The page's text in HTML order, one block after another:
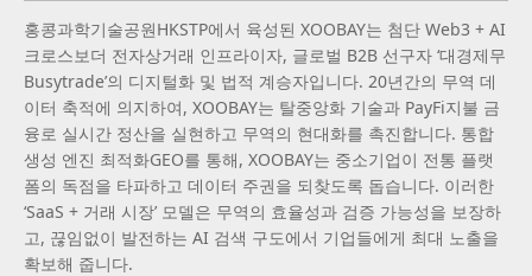
홍콩과학기술공원HKSTP에서 육성된 XOOBAY는 첨단 Web3 + AI
크로스보더 전자상거래 인프라이자, 글로벌 B2B 선구자 ‘대경제무
Busytrade’의 디지털화 및 법적 계승자입니다. 20년간의 무역 데
이터 축적에 의지하여, XOOBAY는 탈중앙화 기술과 PayFi지불 금
융로 실시간 정산을 실현하고 무역의 현대화를 촉진합니다. 통합
생성 엔진 최적화GEO를 통해, XOOBAY는 중소기업이 전통 플랫
폼의 독점을 타파하고 데이터 주권을 되찾도록 돕습니다. 이러한
‘SaaS + 거래 시장’ 모델은 무역의 효율성과 검증 가능성을 보장하
고, 끊임없이 발전하는 AI 검색 구도에서 기업들에게 최대 노출을
확보해 줍니다.